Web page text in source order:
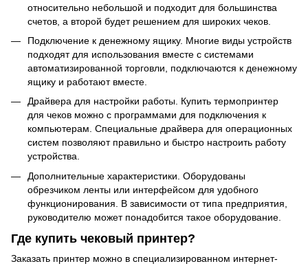
относительно небольшой и подходит для большинства
счетов, а второй будет решением для широких чеков.
Подключение к денежному ящику. Многие виды устройств
подходят для использования вместе с системами
автоматизированной торговли, подключаются к денежному
ящику и работают вместе.
Драйвера для настройки работы. Купить термопринтер
для чеков можно с программами для подключения к
компьютерам. Специальные драйвера для операционных
систем позволяют правильно и быстро настроить работу
устройства.
Дополнительные характеристики. Оборудованы
обрезчиком ленты или интерфейсом для удобного
функционирования. В зависимости от типа предприятия,
руководителю может понадобится такое оборудование.
Где купить чековый принтер?
Заказать принтер можно в специализированном интернет-